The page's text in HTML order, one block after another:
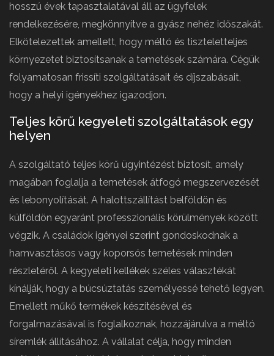
hosszú évek tapasztalatával áll az ügyfelek
rendelkezésére, megkönnyítve a gyász nehéz időszakát.
Elkötelezettek amellett, hogy méltó és tiszteletteljes
környezetet biztosítsanak a temetések számára. Cégük
folyamatosan frissíti szolgáltatásait és díjszabásait,
hogy a helyi igényekhez igazodjon.
Teljes körű kegyeleti szolgáltatások egy
helyen
A szolgáltató teljes körű ügyintézést biztosít, amely
magában foglalja a temetések átfogó megszervezését
és lebonyolítását. A halottszállítást belföldön és
külföldön egyaránt professzionális körülmények között
végzik. A családok igényei szerint gondoskodnak a
hamvasztásos vagy koporsós temetések minden
részletéről. A kegyeleti kellékek széles választékát
kínálják, hogy a búcsúztatás személyessé tehető legyen.
Emellett műkő termékek készítésével és
forgalmazásával is foglalkoznak, hozzájárulva a méltó
síremlék állításához. A vállalat célja, hogy minden